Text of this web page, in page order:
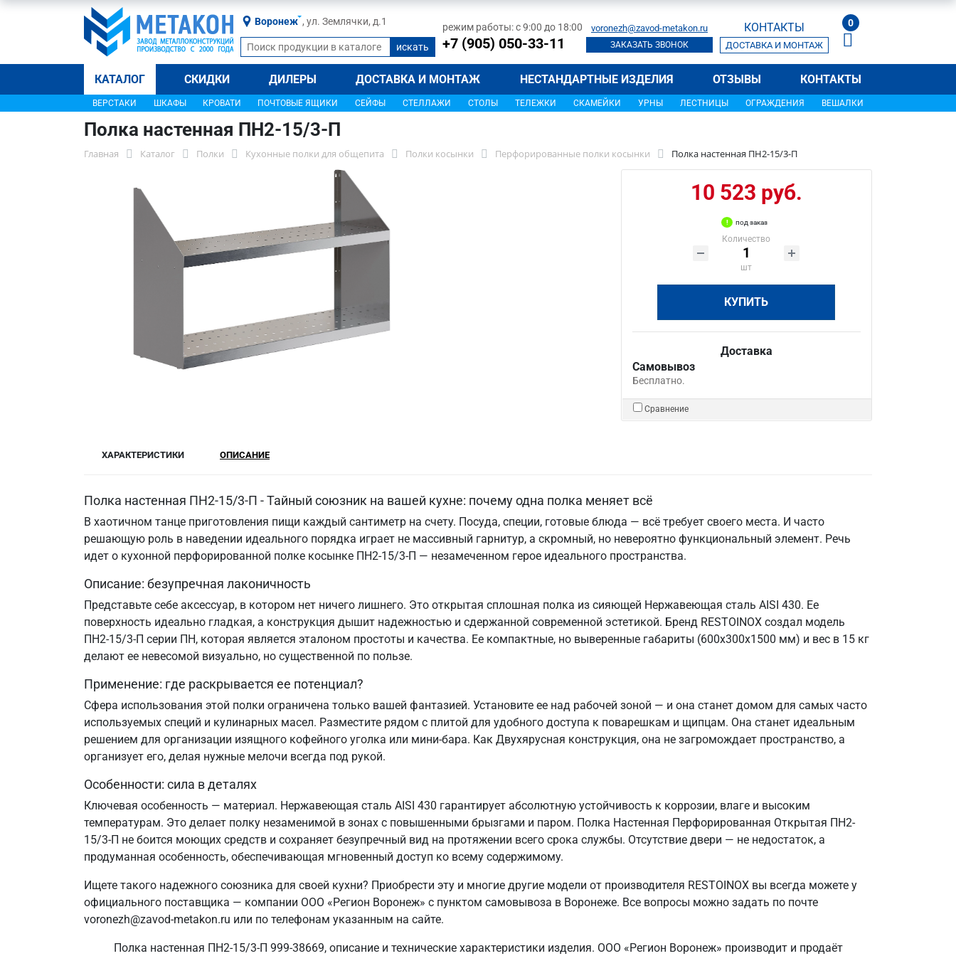
Воронеж , ул. Землячки, д.1 режим работы: с 9:00 до 18:00
+7 (905) 050-33-11
voronezh@zavod-metakon.ru
ЗАКАЗАТЬ ЗВОНОК
КОНТАКТЫ
ДОСТАВКА И МОНТАЖ
0
КАТАЛОГ СКИДКИ ДИЛЕРЫ ДОСТАВКА И МОНТАЖ НЕСТАНДАРТНЫЕ ИЗДЕЛИЯ ОТЗЫВЫ КОНТАКТЫ
ВЕРСТАКИ ШКАФЫ КРОВАТИ ПОЧТОВЫЕ ЯЩИКИ СЕЙФЫ СТЕЛЛАЖИ СТОЛЫ ТЕЛЕЖКИ СКАМЕЙКИ УРНЫ ЛЕСТНИЦЫ ОГРАЖДЕНИЯ ВЕШАЛКИ
Полка настенная ПН2-15/3-П
Главная Каталог Полки Кухонные полки для общепита Полки косынки Перфорированные полки косынки Полка настенная ПН2-15/3-П
10 523 руб.
под заказ
Количество
шт
КУПИТЬ
Доставка
Самовывоз
Бесплатно.
Сравнение
ХАРАКТЕРИСТИКИ ОПИСАНИЕ
Полка настенная ПН2-15/3-П - Тайный союзник на вашей кухне: почему одна полка меняет всё
В хаотичном танце приготовления пищи каждый сантиметр на счету. Посуда, специи, готовые блюда — всё требует своего места. И часто
решающую роль в наведении идеального порядка играет не массивный гарнитур, а скромный, но невероятно функциональный элемент. Речь
идет о кухонной перфорированной полке косынке ПН2-15/3-П — незамеченном герое идеального пространства.
Описание: безупречная лаконичность
Представьте себе аксессуар, в котором нет ничего лишнего. Это открытая сплошная полка из сияющей Нержавеющая сталь AISI 430. Ее
поверхность идеально гладкая, а конструкция дышит надежностью и сдержанной современной эстетикой. Бренд RESTOINOX создал модель
ПН2-15/3-П серии ПН, которая является эталоном простоты и качества. Ее компактные, но выверенные габариты (600х300х1500 мм) и вес в 15 кг
делают ее невесомой визуально, но существенной по пользе.
Применение: где раскрывается ее потенциал?
Сфера использования этой полки ограничена только вашей фантазией. Установите ее над рабочей зоной — и она станет домом для самых часто
используемых специй и кулинарных масел. Разместите рядом с плитой для удобного доступа к поварешкам и щипцам. Она станет идеальным
решением для организации изящного кофейного уголка или мини-бара. Как Двухярусная конструкция, она не загромождает пространство, а
организует его, делая нужные мелочи всегда под рукой.
Особенности: сила в деталях
Ключевая особенность — материал. Нержавеющая сталь AISI 430 гарантирует абсолютную устойчивость к коррозии, влаге и высоким
температурам. Это делает полку незаменимой в зонах с повышенными брызгами и паром. Полка Настенная Перфорированная Открытая ПН2-
15/3-П не боится моющих средств и сохраняет безупречный вид на протяжении всего срока службы. Отсутствие двери — не недостаток, а
продуманная особенность, обеспечивающая мгновенный доступ ко всему содержимому.
Ищете такого надежного союзника для своей кухни? Приобрести эту и многие другие модели от производителя RESTOINOX вы всегда можете у
официального поставщика — компании ООО «Регион Воронеж» с пунктом самовывоза в Воронеже. Все вопросы можно задать по почте
voronezh@zavod-metakon.ru или по телефонам указанным на сайте.
Полка настенная ПН2-15/3-П 999-38669, описание и технические характеристики изделия. ООО «Регион Воронеж» производит и продаёт